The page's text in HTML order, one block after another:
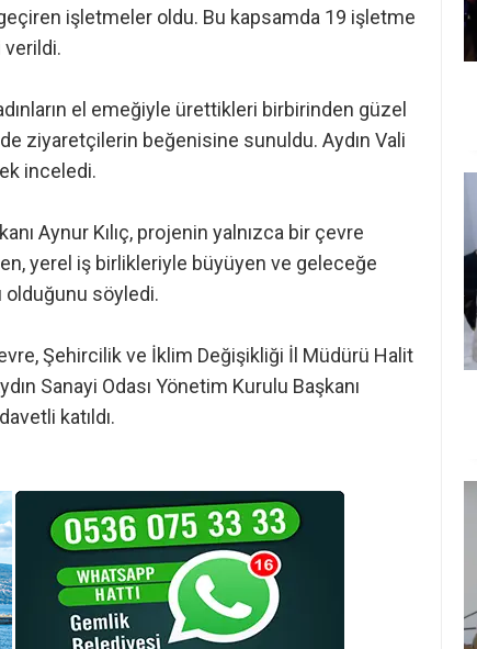
işletmeler oldu. Bu kapsamda 19 işletme
verildi.
el emeğiyle ürettikleri birbirinden güzel
de ziyaretçilerin beğenisine sunuldu. Aydın Vali
inceledi.
Aynur Kılıç, projenin yalnızca bir çevre
yerel iş birlikleriyle büyüyen ve geleceğe
olduğunu söyledi.
Şehircilik ve İklim Değişikliği İl Müdürü Halit
Sanayi Odası Yönetim Kurulu Başkanı
katıldı.